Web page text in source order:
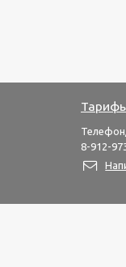
8-912-